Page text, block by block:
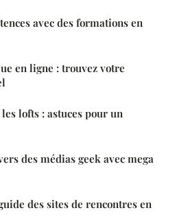
avec des formations en
en ligne : trouvez votre
lofts : astuces pour un
des médias geek avec mega
des sites de rencontres en